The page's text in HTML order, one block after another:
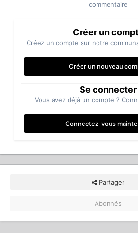
commentaire
Créer un
Créez un compte sur notre
Créer un nouveau
Se connecter
Vous avez déjà un compte ?
Connectez-vous
Partager
Abonnés